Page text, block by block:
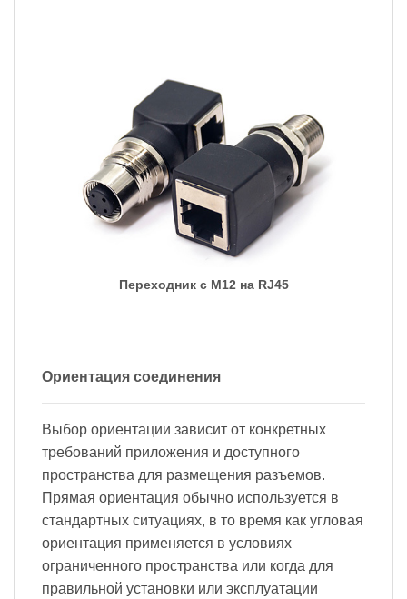
Переходник с M12 на RJ45
Ориентация соединения
Выбор ориентации зависит от конкретных
требований приложения и доступного
пространства для размещения разъемов.
Прямая ориентация обычно используется в
стандартных ситуациях, в то время как угловая
ориентация применяется в условиях
ограниченного пространства или когда для
правильной установки или эксплуатации